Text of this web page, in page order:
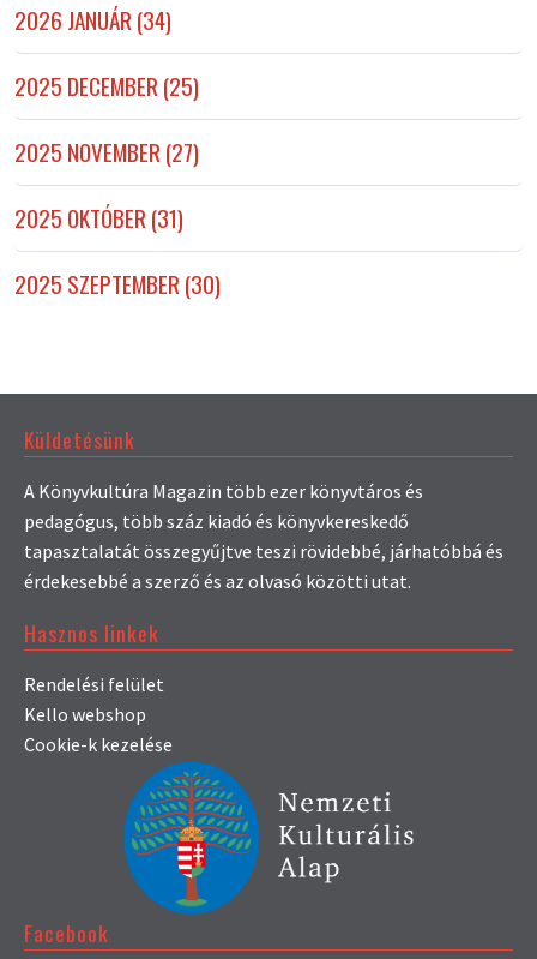
2026 JANUÁR (34)
2025 DECEMBER (25)
2025 NOVEMBER (27)
2025 OKTÓBER (31)
2025 SZEPTEMBER (30)
Küldetésünk
A Könyvkultúra Magazin több ezer könyvtáros és
pedagógus, több száz kiadó és könyvkereskedő
tapasztalatát összegyűjtve teszi rövidebbé, járhatóbbá és
érdekesebbé a szerző és az olvasó közötti utat.
Hasznos linkek
Rendelési felület
Kello webshop
Cookie-k kezelése
Facebook